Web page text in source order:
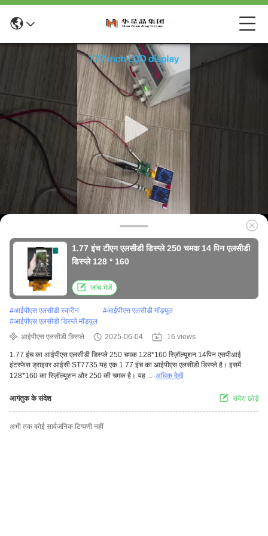
1.77 इंच टीएन एलसीडी डिस्प्ले 250 चमक 14 पिन एलसीडी
डिस्प्ले 128 * 160
जांच भेजें
#आईपीएस एलसीडी स्क्रीन #आईपीएस एलसीडी मॉड्यूल
#आईपीएस एलसीडी डिस्प्ले मॉड्यूल
आईपीएस एलसीडी डिस्प्ले
2025-06-04 16 views
1.77 इंच का आईपीएस एलसीडी डिस्प्ले 250 चमक 128*160 रिज़ॉल्यूशन 14पिन एसपीआई
इंटरफेस ड्राइवर आईसी ST7735 यह एक 1.77 इंच का आईपीएस एलसीडी डिस्प्ले है। इसमें
128*160 का रिज़ॉल्यूशन और 250 की चमक है। यह ... अधिक देखें
आगंतुक के संदेश संदेश छोड़ें
अभी तक कोई सार्वजनिक टिप्पणी नहीं